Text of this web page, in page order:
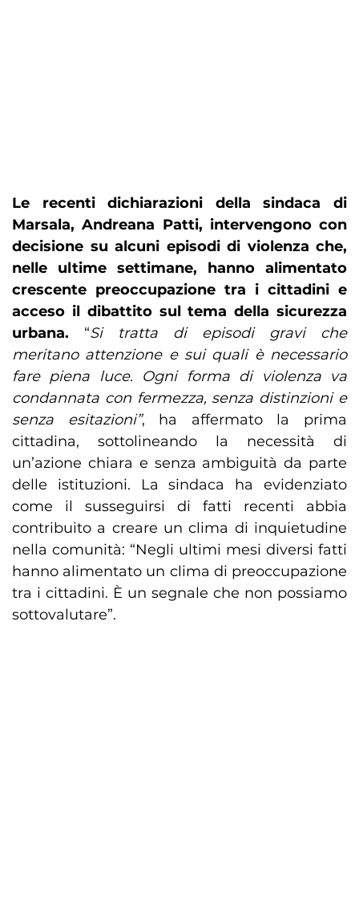
Le recenti dichiarazioni della sindaca di
Marsala, Andreana Patti, intervengono con
decisione su alcuni episodi di violenza che,
nelle ultime settimane, hanno alimentato
crescente preoccupazione tra i cittadini e
acceso il dibattito sul tema della sicurezza
urbana. “Si tratta di episodi gravi che
meritano attenzione e sui quali è necessario
fare piena luce. Ogni forma di violenza va
condannata con fermezza, senza distinzioni e
senza esitazioni”, ha affermato la prima
cittadina, sottolineando la necessità di
un’azione chiara e senza ambiguità da parte
delle istituzioni. La sindaca ha evidenziato
come il susseguirsi di fatti recenti abbia
contribuito a creare un clima di inquietudine
nella comunità: “Negli ultimi mesi diversi fatti
hanno alimentato un clima di preoccupazione
tra i cittadini. È un segnale che non possiamo
sottovalutare”.